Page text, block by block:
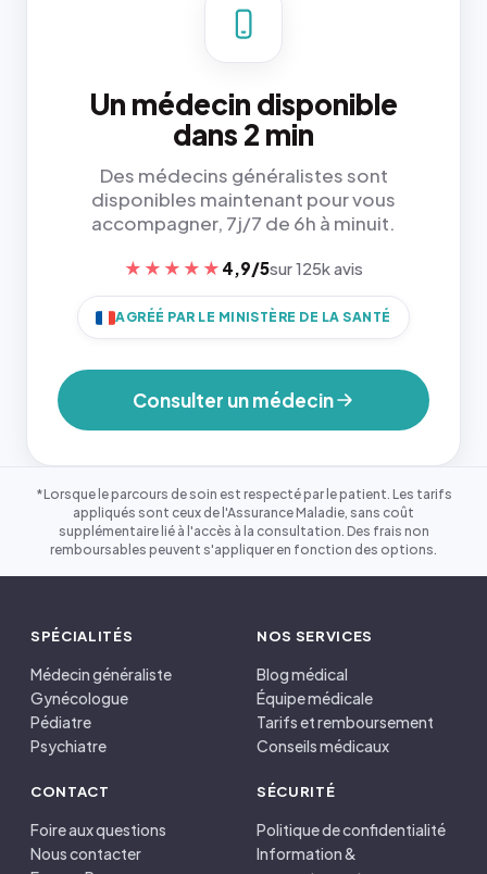
Un médecin disponible
dans 2 min
Des médecins généralistes sont
disponibles maintenant pour vous
accompagner, 7j/7 de 6h à minuit.
★★★★★ 4,9/5sur 125k avis
AGRÉÉ PAR LE MINISTÈRE DE LA SANTÉ
Consulter un médecin
*Lorsque le parcours de soin est respecté par le patient. Les tarifs
appliqués sont ceux de l'Assurance Maladie, sans coût
supplémentaire lié à l'accès à la consultation. Des frais non
remboursables peuvent s'appliquer en fonction des options.
SPÉCIALITÉS
Médecin généraliste
Gynécologue
Pédiatre
Psychiatre
NOS SERVICES
Blog médical
Équipe médicale
Tarifs et remboursement
Conseils médicaux
CONTACT
Foire aux questions
Nous contacter
SÉCURITÉ
Politique de confidentialité
Information &